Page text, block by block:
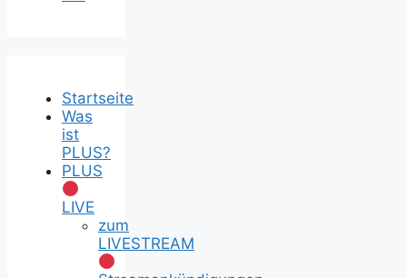
Startseite
Was
ist
PLUS?
PLUS
LIVE
zum
LIVESTREAM